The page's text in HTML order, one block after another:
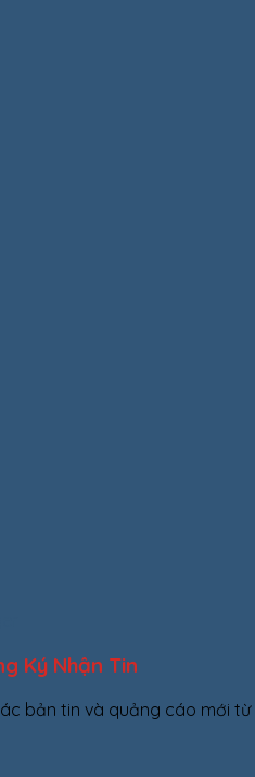
Ký Nhận Tin
bản tin và quảng cáo mới từ